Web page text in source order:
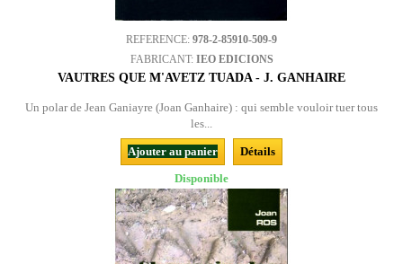
REFERENCE: 978-2-85910-509-9
FABRICANT: IEO EDICIONS
VAUTRES QUE M'AVETZ TUADA - J. GANHAIRE
Un polar de Jean Ganiayre (Joan Ganhaire) : qui semble vouloir tuer tous
les...
Ajouter au panier
Détails
Disponible